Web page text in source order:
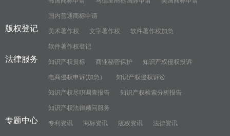
国内普通商标申请
版权登记 美术著作权 文字著作权 软件著作权加急
软件著作权登记
法律服务 知识产权贯标 商业秘密保护 知识产权侵权投诉
电商侵权申诉(加急） 知识产权侵权诉讼
知识产权尽职调查报告 知识产权检索分析报告
知识产权法律顾问服务
专题中心 专利资讯 商标资讯 版权资讯 法律资讯